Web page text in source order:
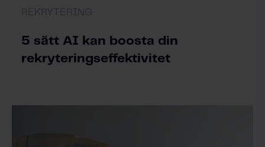
5 sätt AI kan boosta din
rekryteringseffektivitet